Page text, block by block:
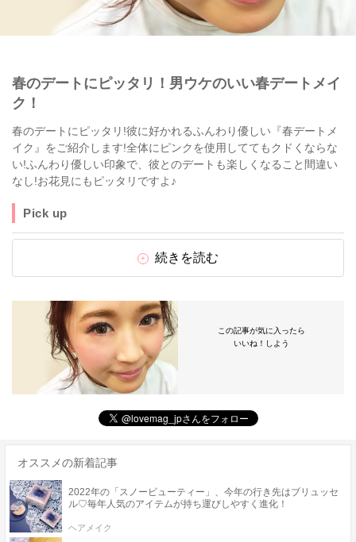
春のデートにピッタリ！男ウケのいい春デートメイ
ク！
春のデートにピッタリ!彼に好かれるふんわり優しい『春デートメ
イク』をご紹介します!全体にピンクを使用しててもクドくならな
い!ふんわり優しい印象で、彼とのデートも楽しくなること間違い
なし!お花見にもピッタリですよ♪
Pick up
続きを読む
この記事が気に入ったら
いいね！しよう
オススメの新着記事
2022年の「スノービューティー」、今年の行き先はブリュッセ
ル♡毎年人気のアイテムが持ち運びしやすく進化！
ヘアメイク